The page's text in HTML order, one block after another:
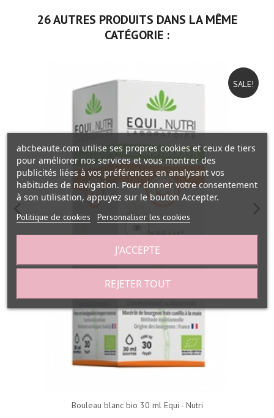
26 AUTRES PRODUITS DANS LA MÊME
CATÉGORIE :
SALE!
Bouleau blanc bio 30 ml Equi - Nutri
abcbeaute.com utilise ses propres cookies et ceux de tiers
pour améliorer nos services et vous montrer des
publicités liées à vos préférences en analysant vos
habitudes de navigation. Pour donner votre consentement
à son utilisation, appuyez sur le bouton Accepter.
Politique de cookies Personnaliser les cookies
REJETER TOUT
J'ACCEPTE